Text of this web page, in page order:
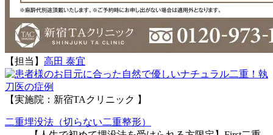
【担当】 高田 泰宜
執
刀医の症例
【実施院：新宿TAクリニック 】
二重埋没法（切らない二重整形）